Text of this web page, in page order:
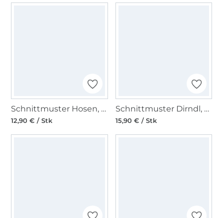
Schnittmuster Hosen, Burda 6250
12,90 € / Stk
Schnittmuster Dirndl, Burda 6268
15,90 € / Stk